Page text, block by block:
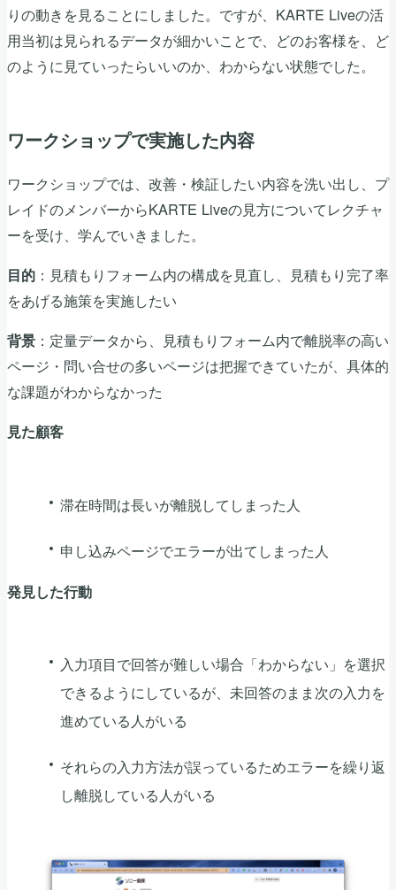
りの動きを見ることにしました。ですが、KARTE Liveの活
用当初は見られるデータが細かいことで、どのお客様を、ど
のように見ていったらいいのか、わからない状態でした。
ワークショップで実施した内容
ワークショップでは、改善・検証したい内容を洗い出し、プ
レイドのメンバーからKARTE Liveの見方についてレクチャ
ーを受け、学んでいきました。
目的 ：見積もりフォーム内の構成を見直し、見積もり完了率
をあげる施策を実施したい
背景 ：定量データから、見積もりフォーム内で離脱率の高い
ページ・問い合せの多いページは把握できていたが、具体的
な課題がわからなかった
見た顧客
滞在時間は長いが離脱してしまった人
申し込みページでエラーが出てしまった人
発見した行動
入力項目で回答が難しい場合「わからない」を選択
できるようにしているが、未回答のまま次の入力を
進めている人がいる
それらの入力方法が誤っているためエラーを繰り返
し離脱している人がいる